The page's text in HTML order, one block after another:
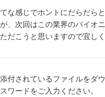
てな感じでホントにだらだら
が、次回はこの業界のパイオ
ただこうと思いますので宜し
添付されているファイルをダ
スワードをご入力ください。